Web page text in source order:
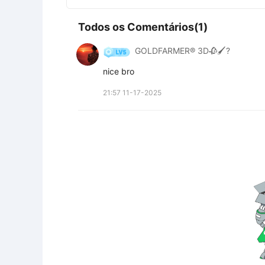
Todos os Comentários(1)
GOLDFARMER® 3D🥀🖌️?
nice bro
21:57 11-17-2025